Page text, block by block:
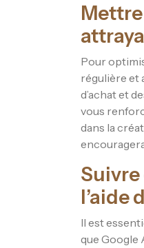
Pour
régulière et
d’achat et
vous
dans la
Suivre
l’aide
Il est
que Google